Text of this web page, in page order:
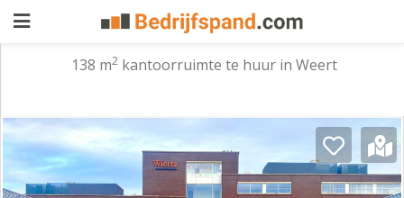
aanbieden
Pand
zoeken
138 m2kantoorruimte te huur in Weert